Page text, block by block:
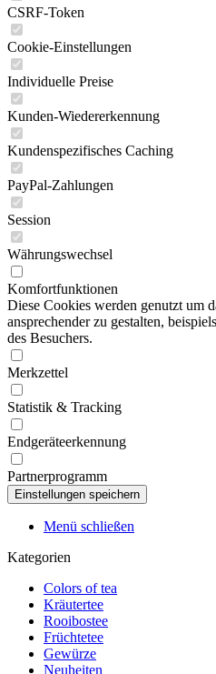
CSRF-Token
Cookie-Einstellungen
Individuelle Preise
Kunden-Wiedererkennung
Kundenspezifisches Caching
PayPal-Zahlungen
Session
Währungswechsel
Komfortfunktionen
Diese Cookies werden genutzt um
ansprechender zu gestalten,
des Besuchers.
Merkzettel
Statistik & Tracking
Endgeräteerkennung
Partnerprogramm
Menü schließen
Kategorien
Colors of tea
Kräutertee
Rooibostee
Früchtetee
Gewürze
Neuheiten